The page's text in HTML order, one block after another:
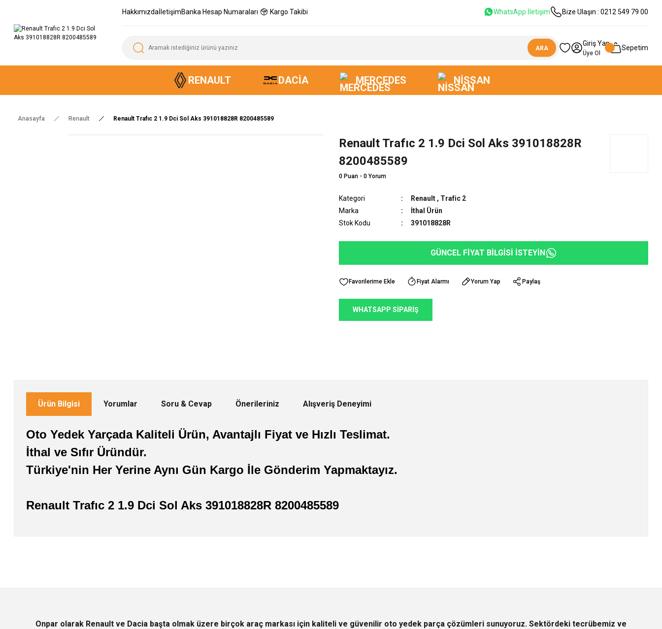
HakkımızdaİletişimBanka Hesap Numaraları Kargo Takibi WhatsApp İletişim Bize Ulaşın : 0212 549 79 00
ARA
Giriş Yap
Üye Ol
Sepetim
RENAULT DACIA MERCEDES NISSAN
Anasayfa Renault Renault Trafıc 2 1.9 Dci Sol Aks 391018828R 8200485589
Renault Trafıc 2 1.9 Dci Sol Aks 391018828R
8200485589
0 Puan - 0 Yorum
Kategori Renault , Trafic 2
Marka
İthal Ürün
Stok Kodu
391018828R
GÜNCEL FİYAT BİLGİSİ İSTEYİN
Fiyat Alarmı Yorum Yap Paylaş
WHATSAPP SİPARİŞ
Ürün Bilgisi Yorumlar Soru & Cevap Önerileriniz Alışveriş Deneyimi
Oto Yedek Yarçada Kaliteli Ürün, Avantajlı Fiyat ve Hızlı Teslimat.
İthal ve Sıfır Üründür.
Türkiye'nin Her Yerine Aynı Gün Kargo İle Gönderim Yapmaktayız.
Renault Trafıc 2 1.9 Dci Sol Aks 391018828R 8200485589
Onpar olarak Renault ve Dacia başta olmak üzere birçok araç markası için kaliteli ve güvenilir oto yedek parça çözümleri sunuyoruz. Sektördeki tecrübemiz ve